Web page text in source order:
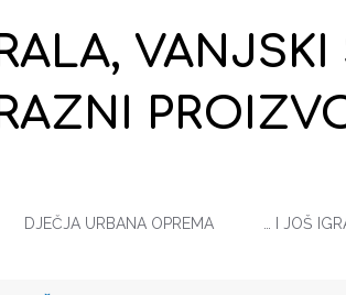
DJEČJA URBANA OPREMA … I JOŠ